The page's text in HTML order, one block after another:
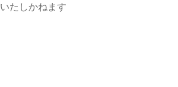
いたしかねます